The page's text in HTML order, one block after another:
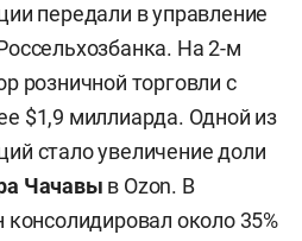
передали в управление
На 2-м
розничной торговли с
$1,9 миллиарда. Одной из
стало увеличение доли
Чачавы в Ozon. В
консолидировал около 35%